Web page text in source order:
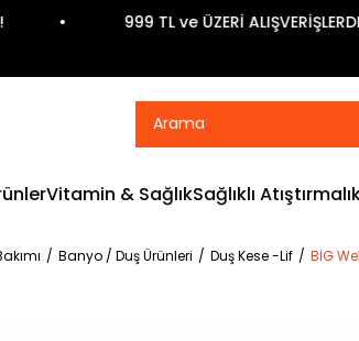
999 TL ve ÜZERİ ALIŞVERİŞLERDE
Vitamin & SağlıkSağlıklı
Banyo / Duş Ürünleri Duş Kese -Lif BİG